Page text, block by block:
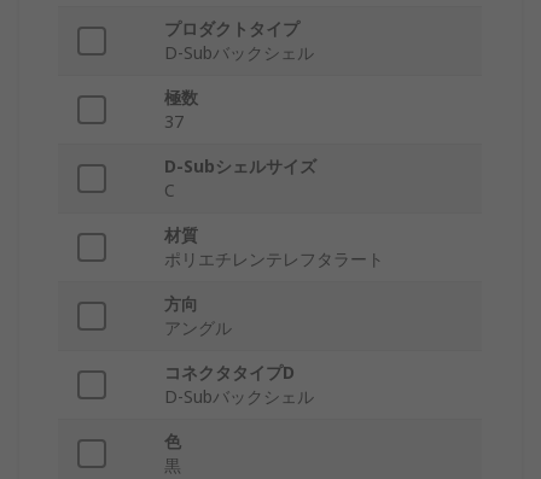
プロダクトタイプ
D-Subバックシェル
極数
37
D-Subシェルサイズ
C
材質
ポリエチレンテレフタラート
方向
アングル
コネクタタイプD
D-Subバックシェル
色
黒